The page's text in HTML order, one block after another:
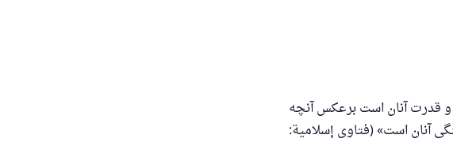
قدرت آنان است برعکس آنچه
آنان است» (فتاوی إسلامية: